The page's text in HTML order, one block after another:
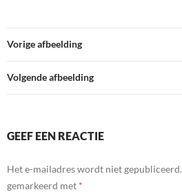
Vorige afbeelding
Volgende afbeelding
GEEF EEN REACTIE
Het e-mailadres wordt niet gepubliceerd.
gemarkeerd met *